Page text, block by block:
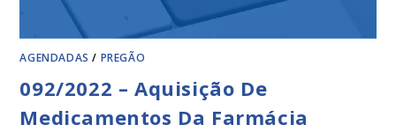
AGENDADAS / PREGÃO
092/2022 – Aquisição De
Medicamentos Da Farmácia